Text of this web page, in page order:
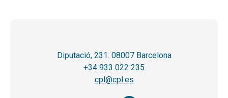
Diputació, 231. 08007 Barcelona
+34 933 022 235
cpl@cpl.es